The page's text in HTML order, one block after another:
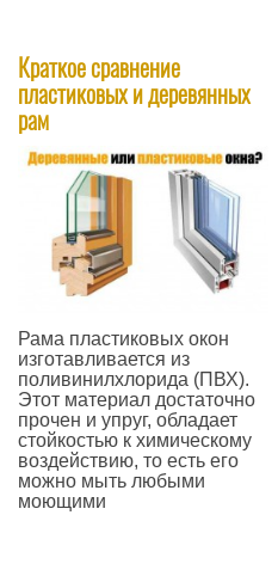
Краткое сравнение
пластиковых и деревянных
рам
Рама пластиковых окон
изготавливается из
поливинилхлорида (ПВХ).
Этот материал достаточно
прочен и упруг, обладает
стойкостью к химическому
воздействию, то есть его
можно мыть любыми
моющими